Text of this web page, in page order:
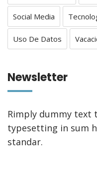
Social Media
Uso De Datos
Newsletter
Rimply dummy text
typesetting in sum
standar.